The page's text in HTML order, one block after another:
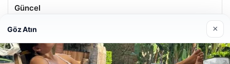
Güncel
Trabzonspor’da Mohamed Salah’ın Transferinde Görkemli
İmza Töreni: Taraftarlar Tarihi Ana Tanıklık Etti
Göz Atın ×